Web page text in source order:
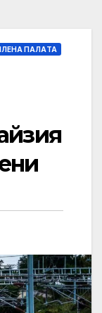
ПАЛAТА